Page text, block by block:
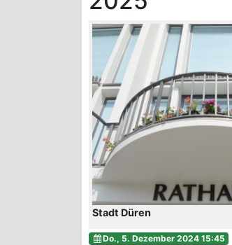
Stadt Düren
Do., 5. Dezember 2024 15:45